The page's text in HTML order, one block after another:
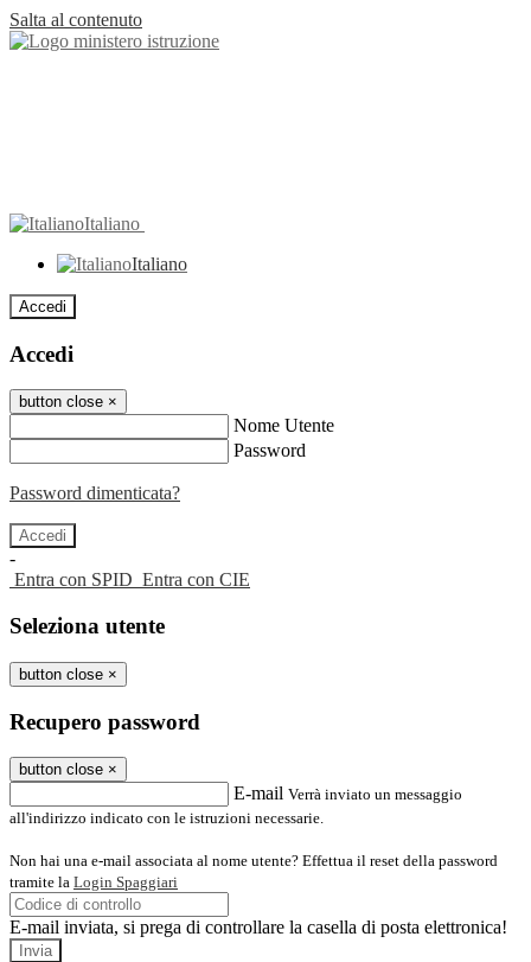
Salta al contenuto
Italiano
Italiano
Accedi
Accedi
button close ×
Nome Utente
Password
Password dimenticata?
-
Entra con SPID Entra con CIE
Seleziona utente
button close ×
Recupero password
button close ×
E-mail Verrà inviato un messaggio
all'indirizzo indicato con le istruzioni necessarie.
Non hai una e-mail associata al nome utente? Effettua il reset della password
tramite la Login Spaggiari
E-mail inviata, si prega di controllare la casella di posta elettronica!